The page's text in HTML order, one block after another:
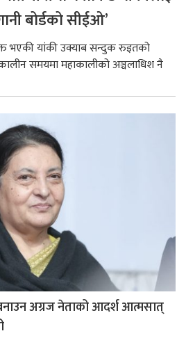
बोर्डको सीईओ’
भएकी यांकी उक्याब सन्दुक रुइतको
समयमा महाकालीको अञ्चलाधिश नै
अग्रज नेताको आदर्श आत्मसात्